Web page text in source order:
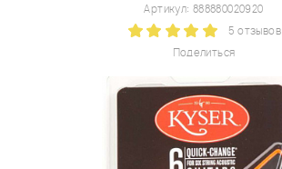
Поделиться
Артикул: 888880020920
5 отзывов